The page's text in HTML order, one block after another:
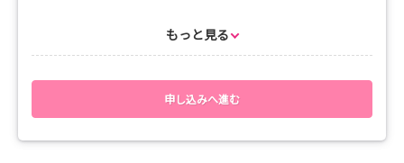
・時間は、8:30～16:30までとしてください
・「体験希望日の第二希望」「体験したい部署（希望があれ
・お申込み内容の確認ができましたら、詳細についてご連絡
特に見学をしたい部署がありましたら、できる限り調整致し
ますので、事前にお知らせください。
もっと見る
申し込みへ進む